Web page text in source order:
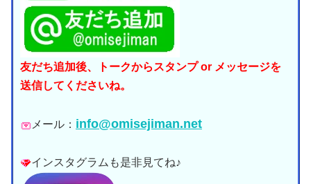
友だち追加後、トークからスタンプ or メッセージを
送信してくださいね。
メール： info@omisejiman.net
インスタグラムも是非見てね♪